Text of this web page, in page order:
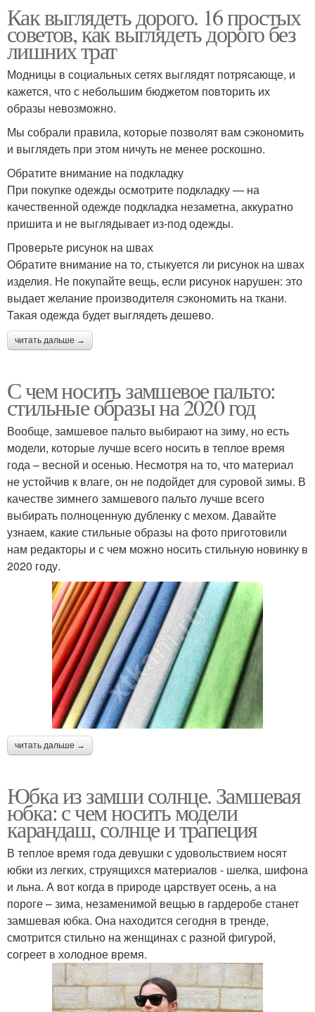
Как выглядеть дорого. 16 простых
советов, как выглядеть дорого без
лишних трат
Модницы в социальных сетях выглядят потрясающе, и
кажется, что с небольшим бюджетом повторить их
образы невозможно.
Мы собрали правила, которые позволят вам сэкономить
и выглядеть при этом ничуть не менее роскошно.
Обратите внимание на подкладку
При покупке одежды осмотрите подкладку — на
качественной одежде подкладка незаметна, аккуратно
пришита и не выглядывает из-под одежды.
Проверьте рисунок на швах
Обратите внимание на то, стыкуется ли рисунок на швах
изделия. Не покупайте вещь, если рисунок нарушен: это
выдает желание производителя сэкономить на ткани.
Такая одежда будет выглядеть дешево.
читать дальше →
С чем носить замшевое пальто:
стильные образы на 2020 год
Вообще, замшевое пальто выбирают на зиму, но есть
модели, которые лучше всего носить в теплое время
года – весной и осенью. Несмотря на то, что материал
не устойчив к влаге, он не подойдет для суровой зимы. В
качестве зимнего замшевого пальто лучше всего
выбирать полноценную дубленку с мехом. Давайте
узнаем, какие стильные образы на фото приготовили
нам редакторы и с чем можно носить стильную новинку в
2020 году.
читать дальше →
Юбка из замши солнце. Замшевая
юбка: с чем носить модели
карандаш, солнце и трапеция
В теплое время года девушки с удовольствием носят
юбки из легких, струящихся материалов - шелка, шифона
и льна. А вот когда в природе царствует осень, а на
пороге – зима, незаменимой вещью в гардеробе станет
замшевая юбка. Она находится сегодня в тренде,
смотрится стильно на женщинах с разной фигурой,
согреет в холодное время.